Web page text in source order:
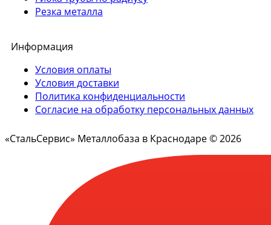
Резка металла
Информация
Условия оплаты
Условия доставки
Политика конфиденциальности
Согласие на обработку персональных данных
«СтальСервис» Металлобаза в Краснодаре © 2026